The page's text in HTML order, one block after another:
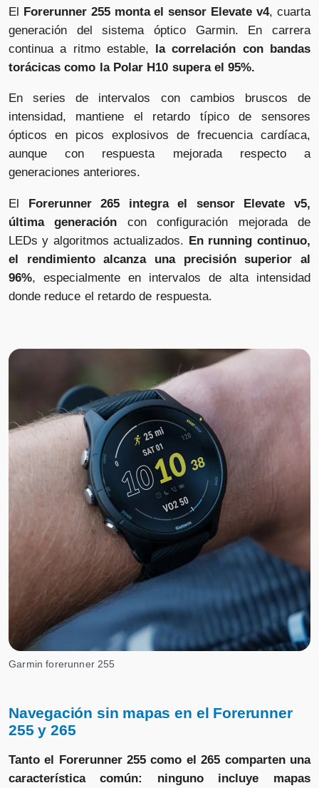
El Forerunner 255 monta el sensor Elevate v4, cuarta
generación del sistema óptico Garmin. En carrera
continua a ritmo estable, la correlación con bandas
torácicas como la Polar H10 supera el 95%.
En series de intervalos con cambios bruscos de
intensidad, mantiene el retardo típico de sensores
ópticos en picos explosivos de frecuencia cardíaca,
aunque con respuesta mejorada respecto a
generaciones anteriores.
El Forerunner 265 integra el sensor Elevate v5,
última generación con configuración mejorada de
LEDs y algoritmos actualizados. En running continuo,
el rendimiento alcanza una precisión superior al
96%, especialmente en intervalos de alta intensidad
donde reduce el retardo de respuesta.
Garmin forerunner 255
Navegación sin mapas en el Forerunner
255 y 265
Tanto el Forerunner 255 como el 265 comparten una
característica común: ninguno incluye mapas